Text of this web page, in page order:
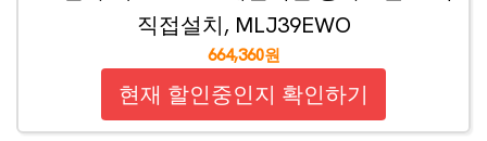
직접설치, MLJ39EWO
664,360원
현재 할인중인지 확인하기